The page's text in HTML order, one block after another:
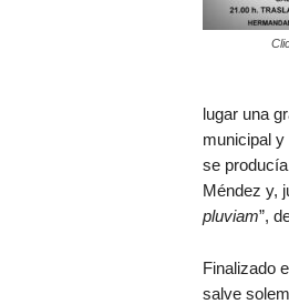
lugar una
municipal
se
Méndez y,
pluviam”,
Finalizado
salve